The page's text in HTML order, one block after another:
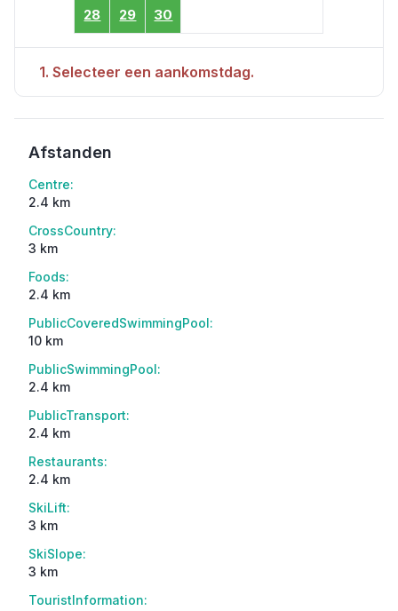
28 29 30
1. Selecteer een aankomstdag.
Afstanden
Centre:
2.4 km
CrossCountry:
3 km
Foods:
2.4 km
PublicCoveredSwimmingPool:
10 km
PublicSwimmingPool:
2.4 km
PublicTransport:
2.4 km
Restaurants:
2.4 km
SkiLift:
3 km
SkiSlope:
3 km
TouristInformation: